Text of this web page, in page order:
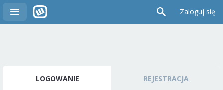
Zaloguj się
LOGOWANIE REJESTRACJA